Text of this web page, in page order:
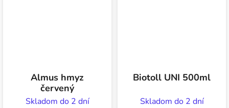
Almus hmyz
červený
Skladom do 2 dní
Biotoll UNI 500ml
Skladom do 2 dní